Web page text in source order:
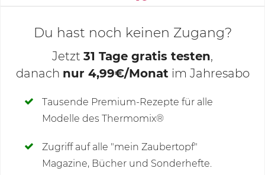
Deine Notizen
Du hast noch keinen Zugang?
Jetzt 31 Tage gratis testen,
danach nur 4,99€/Monat im Jahresabo
Tausende Premium-Rezepte für alle
Modelle des Thermomix®
Zugriff auf alle "mein Zaubertopf"
Magazine, Bücher und Sonderhefte.